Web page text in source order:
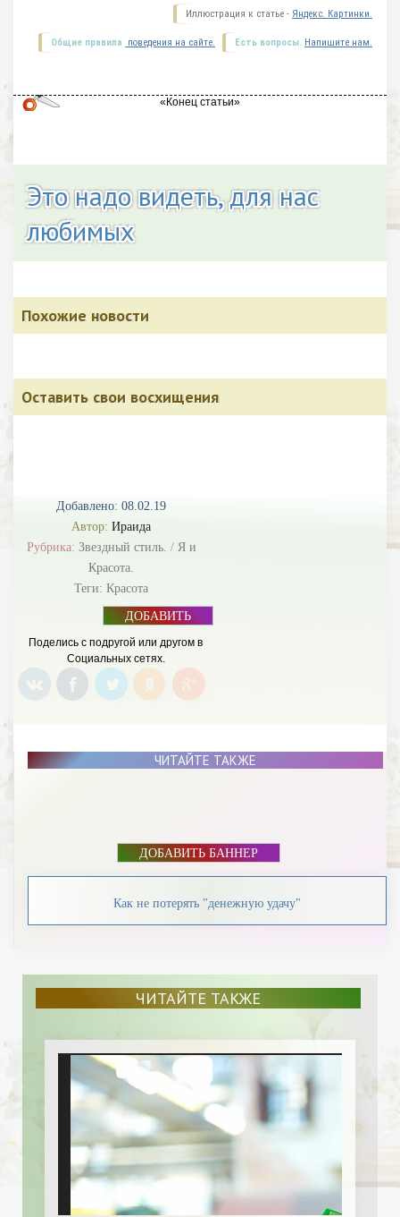
Добавлено: 08.02.19
Автор: Ираида
Рубрика: Звездный стиль. / Я и
Красота.
Теги: Красота
ДОБАВИТЬ
Поделись с подругой или другом в
Социальных сетях.
Иллюстрация к статье - Яндекс. Картинки.
Есть вопросы. Напишите нам.
Общие правила поведения на сайте.
Это надо видеть, для нас
любимых
Похожие новости
Оставить свои восхищения
ЧИТАЙТЕ ТАКЖЕ
ДОБАВИТЬ БАННЕР
Как не потерять "денежную удачу"
ЧИТАЙТЕ ТАКЖЕ